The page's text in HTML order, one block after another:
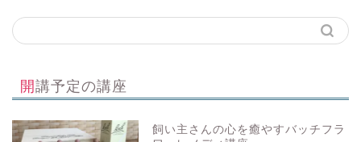
開講予定の講座
飼い主さんの心を癒やすバッチフラ
講座
ブログ